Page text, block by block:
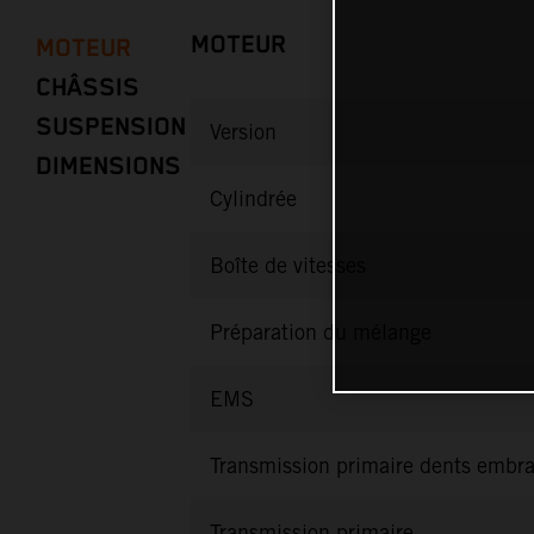
MOTEUR
CHÂSSIS
SUSPENSION
DIMENSIONS
MOTEUR
Version
Cylindrée
Boîte de vitesses
Préparation du mélange
EMS
Transmission primaire dents